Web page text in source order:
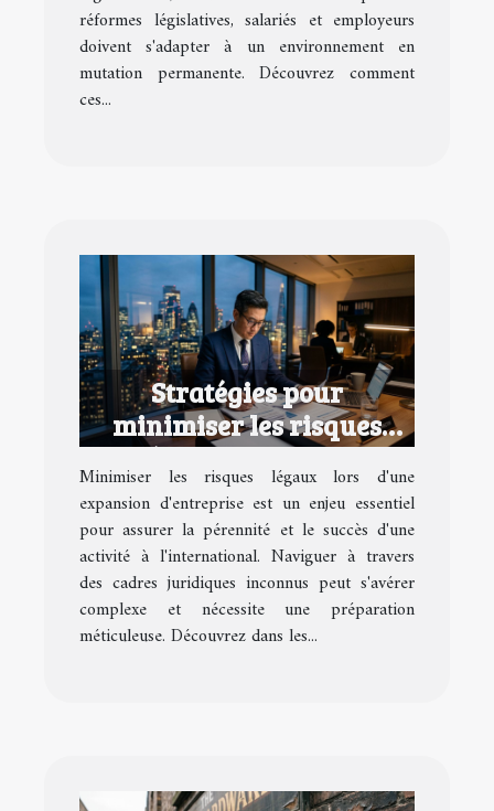
réformes législatives, salariés et employeurs
doivent s'adapter à un environnement en
mutation permanente. Découvrez comment
ces...
Stratégies pour
minimiser les risques
légaux lors d'une
expansion d'entreprise
Minimiser les risques légaux lors d'une
expansion d'entreprise est un enjeu essentiel
pour assurer la pérennité et le succès d'une
activité à l'international. Naviguer à travers
des cadres juridiques inconnus peut s'avérer
complexe et nécessite une préparation
méticuleuse. Découvrez dans les...